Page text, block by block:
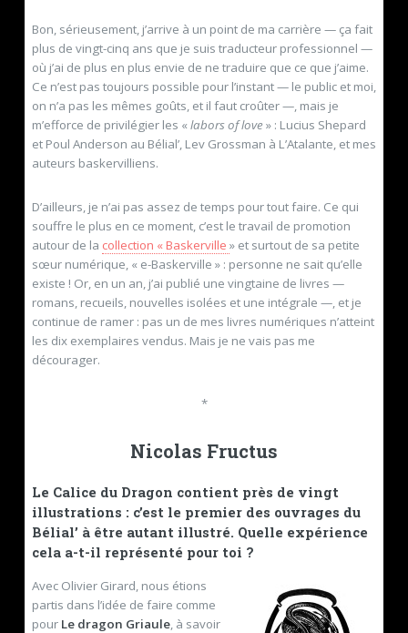
Bon, sérieusement, j’arrive à un point de ma carrière — ça fait
plus de vingt-cinq ans que je suis traducteur professionnel —
où j’ai de plus en plus envie de ne traduire que ce que j’aime.
Ce n’est pas toujours possible pour l’instant — le public et moi,
on n’a pas les mêmes goûts, et il faut croûter —, mais je
m’efforce de privilégier les «labors of love » : Lucius Shepard
et Poul Anderson au Bélial’, Lev Grossman à L’Atalante, et mes
auteurs baskervilliens.
D’ailleurs, je n’ai pas assez de temps pour tout faire. Ce qui
souffre le plus en ce moment, c’est le travail de promotion
autour de la collection « Baskerville » et surtout de sa petite
sœur numérique, « e-Baskerville » : personne ne sait qu’elle
existe ! Or, en un an, j’ai publié une vingtaine de livres —
romans, recueils, nouvelles isolées et une intégrale —, et je
continue de ramer : pas un de mes livres numériques n’atteint
les dix exemplaires vendus. Mais je ne vais pas me
décourager.
*
Nicolas Fructus
Le Calice du Dragon contient près de vingt
illustrations : c’est le premier des ouvrages du
Bélial’ à être autant illustré. Quelle expérience
cela a-t-il représenté pour toi ?
Avec Olivier Girard, nous étions
partis dans l’idée de faire comme
pour Le dragon Griaule, à savoir